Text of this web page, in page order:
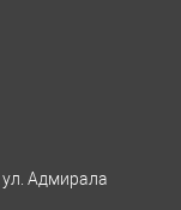
ул. Адмирала